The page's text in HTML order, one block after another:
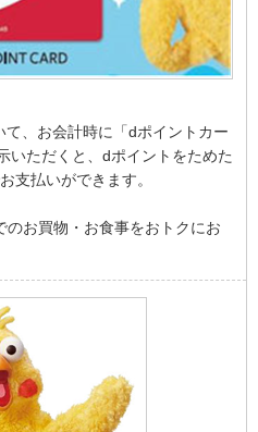
て、お会計時に「dポイントカー
いただくと、dポイントをためた
支払いができます。
のお買物・お食事をおトクにお